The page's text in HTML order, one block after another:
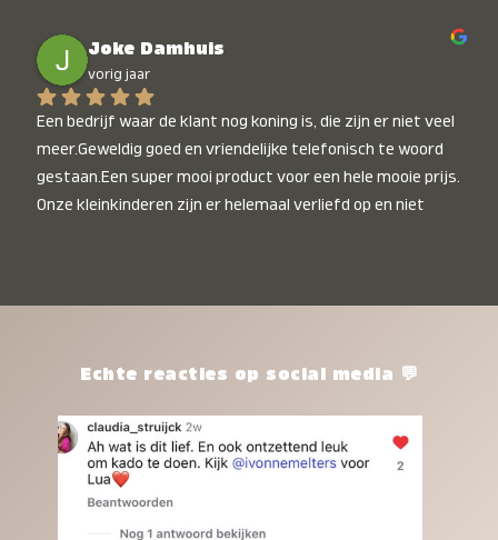
Joke Damhuis
vorig jaar
Een bedrijf waar de klant nog koning is, die zijn er niet veel
meer.Geweldig goed en vriendelijke telefonisch te woord
gestaan.Een super mooi product voor een hele mooie prijs.
Onze kleinkinderen zijn er helemaal verliefd op en niet
het waard.Echte reacties op social media 💬